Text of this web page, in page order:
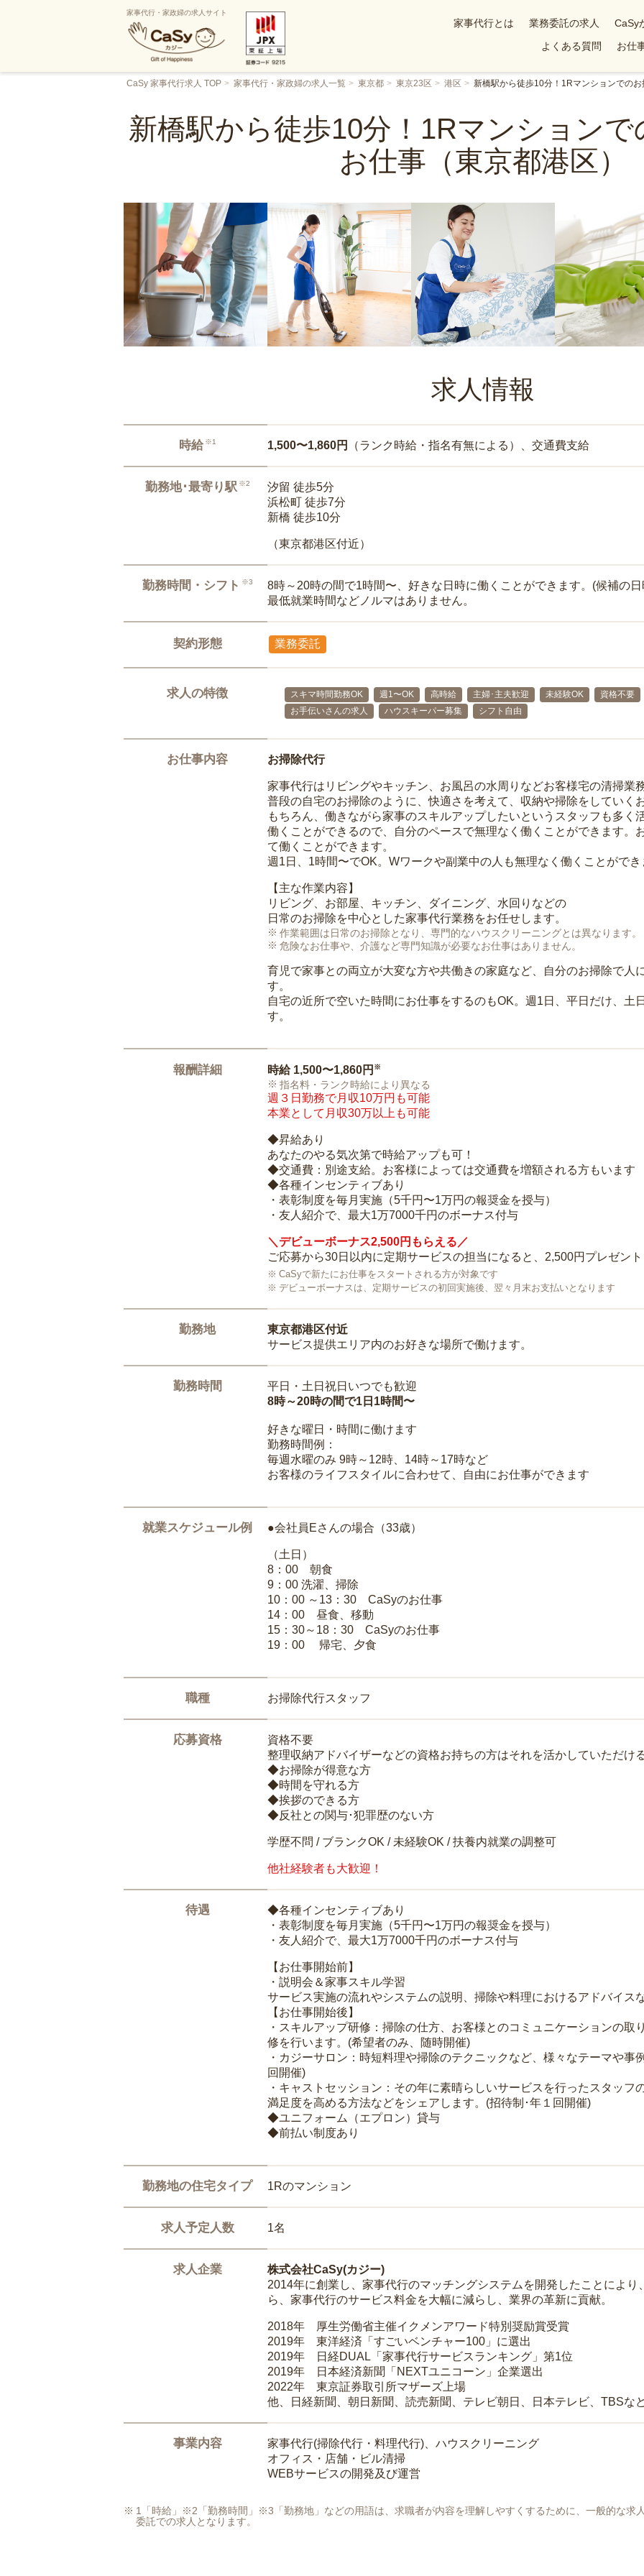
家事代行・家政婦の求人サイト
家事代行とは 業務委託の求人 CaSy
よくある質問
お仕
CaSy 家事代行求人 TOP 家事代行・家政婦の求人一覧 東京都 東京23区 港区 新橋駅から徒歩10分！1Rマンションでのお
新橋駅から徒歩10分！1Rマンション
お仕事（東京都港区）
求人情報
時給 ※1 1,500〜1,860円 （ランク時給・指名有無による）、交通費支給
勤務地･最寄り駅 ※2
汐留 徒歩5分
浜松町 徒歩7分
新橋 徒歩10分
（東京都港区付近）
勤務時間・シフト ※3
8時～20時の間で1時間〜、好きな日時に働くことができます。(候補の
最低就業時間などノルマはありません。
契約形態 業務委託
求人の特徴 スキマ時間勤務OK 週1〜OK 高時給 主婦･主夫歓迎 未経験OK 資格不要
お手伝いさんの求人
ハウスキーパー募集 シフト自由
お仕事内容 お掃除代行
家事代行はリビングやキッチン、お風呂の水周りなどお客様宅の清掃業務
普段の自宅のお掃除のように、快適さを考えて、収納や掃除をしていく
もちろん、働きながら家事のスキルアップしたいというスタッフも多く
働くことができるので、自分のペースで無理なく働くことができます。
て働くことができます。
週1日、1時間〜でOK。Wワークや副業中の人も無理なく働くことができ
【主な作業内容】
リビング、お部屋、キッチン、ダイニング、水回りなどの
日常のお掃除を中心とした家事代行業務をお任せします。
作業範囲は日常のお掃除となり、専門的なハウスクリーニングとは異なります。
危険なお仕事や、介護など専門知識が必要なお仕事はありません。
育児で家事との両立が大変な方や共働きの家庭など、自分のお掃除で人
す。
自宅の近所で空いた時間にお仕事をするのもOK。週1日、平日だけ、土
す。
報酬詳細 時給 1,500〜1,860円 ※
指名料・ランク時給により異なる
週３日勤務で月収10万円も可能
本業として月収30万以上も可能
◆昇給あり
あなたのやる気次第で時給アップも可！
◆交通費：別途支給。お客様によっては交通費を増額される方もいます
◆各種インセンティブあり
・表彰制度を毎月実施（5千円〜1万円の報奨金を授与）
・友人紹介で、最大1万7000千円のボーナス付与
＼デビューボーナス2,500円もらえる／
ご応募から30日以内に定期サービスの担当になると、2,500円プレゼント
CaSyで新たにお仕事をスタートされる方が対象です
デビューボーナスは、定期サービスの初回実施後、翌々月末お支払いとなります
勤務地
東京都港区付近
サービス提供エリア内のお好きな場所で働けます。
勤務時間
平日・土日祝日いつでも歓迎
8時～20時の間で1日1時間〜
好きな曜日・時間に働けます
勤務時間例：
毎週水曜のみ 9時～12時、14時～17時など
お客様のライフスタイルに合わせて、自由にお仕事ができます
就業スケジュール例 ●会社員Eさんの場合（33歳）
（土日）
8：00 朝食
9：00 洗濯、掃除
10：00 ～13：30 CaSyのお仕事
14：00 昼食、移動
15：30～18：30 CaSyのお仕事
19：00 帰宅、夕食
職種 お掃除代行スタッフ
応募資格
資格不要
整理収納アドバイザーなどの資格お持ちの方はそれを活かしていただけ
◆お掃除が得意な方
◆時間を守れる方
◆挨拶のできる方
◆反社との関与･犯罪歴のない方
学歴不問 / ブランクOK / 未経験OK / 扶養内就業の調整可
他社経験者も大歓迎！
待遇
◆各種インセンティブあり
・表彰制度を毎月実施（5千円〜1万円の報奨金を授与）
・友人紹介で、最大1万7000千円のボーナス付与
【お仕事開始前】
・説明会＆家事スキル学習
サービス実施の流れやシステムの説明、掃除や料理におけるアドバイス
【お仕事開始後】
・スキルアップ研修：掃除の仕方、お客様とのコミュニケーションの
修を行います。(希望者のみ、随時開催)
・カジーサロン：時短料理や掃除のテクニックなど、様々なテーマや事
回開催)
・キャストセッション：その年に素晴らしいサービスを行ったスタッ
満足度を高める方法などをシェアします。(招待制･年１回開催)
◆ユニフォーム（エプロン）貸与
◆前払い制度あり
勤務地の住宅タイプ 1Rのマンション
求人予定人数 1名
求人企業
株式会社CaSy(カジー)
2014年に創業し、家事代行のマッチングシステムを開発したことによ
ら、家事代行のサービス料金を大幅に減らし、業界の革新に貢献。
2018年 厚生労働省主催イクメンアワード特別奨励賞受賞
2019年 東洋経済「すごいベンチャー100」に選出
2019年 日経DUAL「家事代行サービスランキング」第1位
2019年 日本経済新聞「NEXTユニコーン」企業選出
2022年 東京証券取引所マザーズ上場
他、日経新聞、朝日新聞、読売新聞、テレビ朝日、日本テレビ、TBSな
事業内容
家事代行(掃除代行・料理代行)、ハウスクリーニング
オフィス・店舗・ビル清掃
WEBサービスの開発及び運営
1「時給」※2「勤務時間」※3「勤務地」などの用語は、求職者が内容を理解しやすくするために、一般的な求
委託での求人となります。